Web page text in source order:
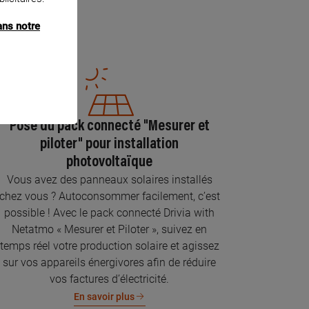
Pose du pack connecté "Mesurer et
piloter" pour installation
photovoltaïque
Vous avez des panneaux solaires installés
vous ? Autoconsommer facilement, c’est
possible ! Avec le pack connecté Drivia with
Netatmo « Mesurer et Piloter », suivez en
temps réel votre production solaire et agissez
sur vos appareils énergivores afin de réduire
vos factures d’électricité.
En savoir plus
notre